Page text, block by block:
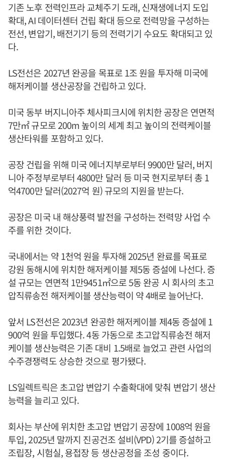
기존 노후 전력인프라 교체주기 도래, 신재생에너지 도입
확대, AI 데이터센터 건립 확대 등으로 전력망을 구성하는
전선, 변압기, 배전기기 등의 전력기기 수요도 확대되고 있
다.
LS전선은 2027년 완공을 목표로 1조 원을 투자해 미국에
해저케이블 생산공장을 건립하고 있다.
미국 동부 버지니아주 체사피크시에 위치한 공장은 연면적
7만㎡ 규모로 200m 높이의 세계 최고 높이의 전력케이블
생산타워를 포함하고 있다.
공장 건립을 위해 미국 에너지부로부터 9900만 달러, 버지
니아 주정부로부터 4800만 달러 등 미국 현지로부터 총 1
억4700만 달러(2027억 원) 규모의 지원을 받는다.
공장은 미국 내 해상풍력 발전을 구성하는 전력망 사업 수
주를 위한 것이다.
국내에서는 약 1천억 원을 투자해 2025년 완료를 목표로
강원 동해시에 위치한 해저케이블 제5동 증설에 나선다. 증
설 규모는 연면적 1만9451㎡으로 5동 완공 시 회사의 초고
압직류송전 해저케이블 생산능력이 약 4배로 늘어난다.
앞서 LS전선은 2023년 완공한 해저케이블 제4동 증설에 1
900억 원을 투입했다. 4동 가동으로 초고압직류송전 해저
케이블 생산능력은 기존 대비 1.5배로 늘었고 관련 사업의
수주경쟁력도 상승한 것으로 평가됐다.
LS일렉트릭은 초고압 변압기 수출확대에 맞춰 변압기 생산
능력을 늘리고 있다.
회사는 부산에 위치한 초고압 변압기 공장에 1008억 원을
투입, 2025년 말까지 진공건조 설비(VPD) 2기를 증설하고
조립장, 시험실, 용접장 등 생산공정을 조성 중이다.